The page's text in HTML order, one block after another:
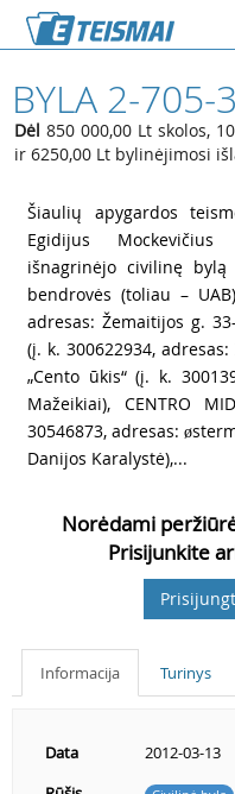
BYLA 2-
Dėl 850 000,00 Lt skolos,
ir 6250,00 Lt bylinėjimosi
Šiaulių apygardos
Egidijus
išnagrinėjo civilinę bylą
bendrovės (toliau –
adresas: Žemaitijos g.
(į. k. 300622934,
„Cento ūkis“ (į. k.
Mažeikiai), CENTRO
30546873, adresas:
Danijos Karalystė),...
Norėdami
Prisijunkite
Informacija Turinys
Data
2012-03-13